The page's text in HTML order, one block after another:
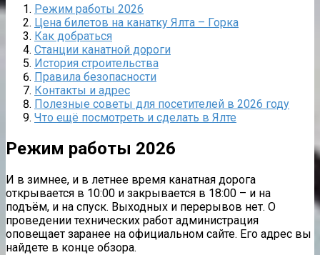
Режим работы 2026
Цена билетов на канатку Ялта – Горка
Как добраться
Станции канатной дороги
История строительства
Правила безопасности
Контакты и адрес
Полезные советы для посетителей в 2026 году
Что ещё посмотреть и сделать в Ялте
Режим работы 2026
И в зимнее, и в летнее время канатная дорога
открывается в 10:00 и закрывается в 18:00 – и на
подъём, и на спуск. Выходных и перерывов нет. О
проведении технических работ администрация
оповещает заранее на официальном сайте. Его адрес вы
найдете в конце обзора.